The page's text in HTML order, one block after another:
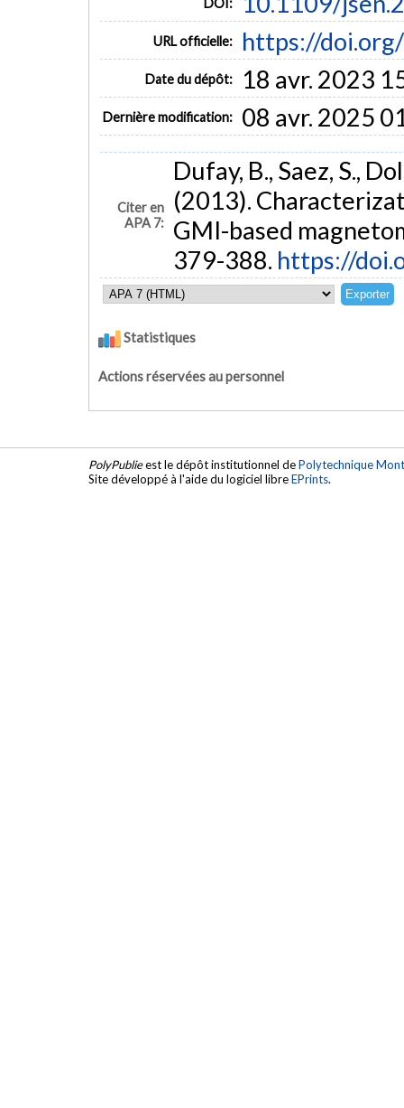
DOI:
URL officielle: https://
Date du dépôt: 18 avr. 2023
Dernière modification: 08 avr. 2025
Citer en
APA 7:
Dufay, B., Saez, S.,
(2013).
GMI-based
379-388. https://
Statistiques
Actions réservées au personnel
PolyPublieest le dépôt institutionnel dePolytechnique
Site développé à l'aide du logiciel libreEPrints.